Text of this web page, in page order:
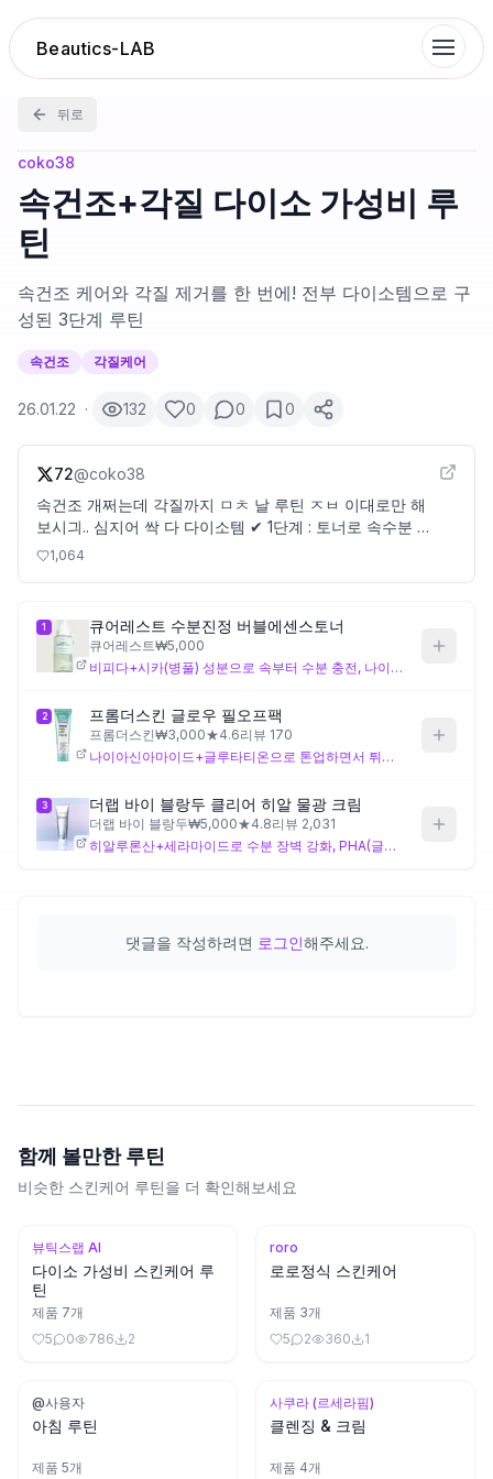
Beautics-LAB
랭킹
성분분석
나의 스킨케어
대화 이력
찜 목록
루틴탐색
Login
뒤로
coko38
속건조+각질 다이소 가성비 루
틴
속건조 케어와 각질 제거를 한 번에! 전부 다이소템으로 구
성된 3단계 루틴
속건조 각질케어
26.01.22 · 132 0 0 0
72@coko38
속건조 개쩌는데 각질까지 ㅁㅊ 날 루틴 ㅈㅂ 이대로만 해
보시긔.. 심지어 싹 다 다이소템 ✔ 1단계 : 토너로 속수분 보
충 ✔ 2단계 : 튀어나온 건조한 각질은 필오프팩으로 부드럽
1,064
1 큐어레스트 수분진정 버블에센스토너
큐어레스트₩5,000
비피다+시카(병풀) 성분으로 속부터 수분 충전, 나이아신아마이드+판테놀로 진정
2 프롬더스킨 글로우 필오프팩
프롬더스킨₩3,000★4.6리뷰 170
나이아신아마이드+글루타티온으로 톤업하면서 튀어나온 각질 부드럽게 제거
3 더랩 바이 블랑두 클리어 히알 물광 크림
더랩 바이 블랑두₩5,000★4.8리뷰 2,031
히알루론산+세라마이드로 수분 장벽 강화, PHA(글루코노락톤)로 부드러운 각질 케어
댓글을 작성하려면 로그인해주세요.
함께 볼만한 루틴
비슷한 스킨케어 루틴을 더 확인해보세요
뷰틱스랩 AI
다이소 가성비 스킨케어 루
틴
제품 7개
5
0 786 2
roro
로로정식 스킨케어
제품 3개
5
2 360 1
@사용자
아침 루틴
제품 5개
사쿠라 (르세라핌)
클렌징 & 크림
제품 4개